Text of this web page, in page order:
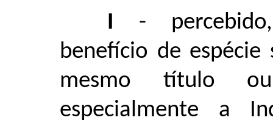
I - percebido,
benefício de
mesmo título ou
especialmente a